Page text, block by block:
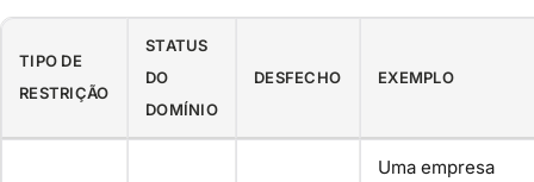
TIPO DE
RESTRIÇÃO
STATUS
DO
DOMÍNIO
DESFECHO EXEMPLO
Uma empresa